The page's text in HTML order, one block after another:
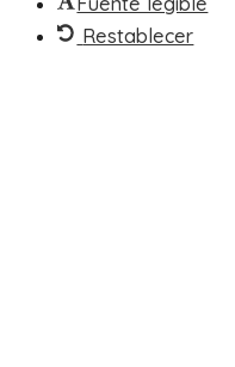
Restablecer